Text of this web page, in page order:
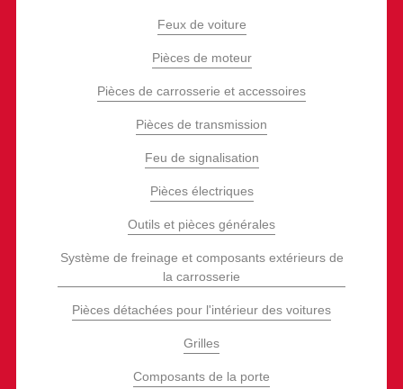
Feux de voiture
Pièces de moteur
Pièces de carrosserie et accessoires
Pièces de transmission
Feu de signalisation
Pièces électriques
Outils et pièces générales
Système de freinage et composants extérieurs de
la carrosserie
Pièces détachées pour l'intérieur des voitures
Grilles
Composants de la porte